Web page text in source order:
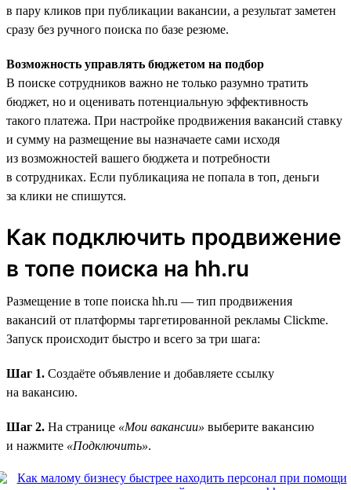
в пару кликов при публикации вакансии, а результат заметен
сразу без ручного поиска по базе резюме.
Возможность управлять бюджетом на подбор
В поиске сотрудников важно не только разумно тратить
бюджет, но и оценивать потенциальную эффективность
такого платежа. При настройке продвижения вакансий ставку
и сумму на размещение вы назначаете сами исходя
из возможностей вашего бюджета и потребности
в сотрудниках. Если публикацияа не попала в топ, деньги
за клики не спишутся.
Как подключить продвижение
в топе поиска на hh.ru
Размещение в топе поиска hh.ru — тип продвижения
вакансий от платформы таргетированной рекламы Clickme.
Запуск происходит быстро и всего за три шага:
Шаг 1. Создаёте объявление и добавляете ссылку
на вакансию.
Шаг 2. На странице «Мои вакансии» выберите вакансию
и нажмите «Подключить».